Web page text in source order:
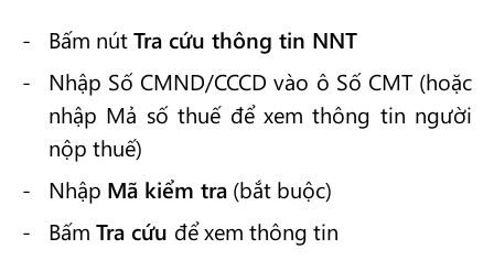
Bấm nútTra cứu thông tin NNT
Nhập Số CMND/CCCD vào ô Số CMT (hoặc
nhập Mả số thuế để xem thông tin người
nộp thuế)
Nhập Mã kiểm tra (bắt buộc)
Bấm Tra cứu để xem thông tin